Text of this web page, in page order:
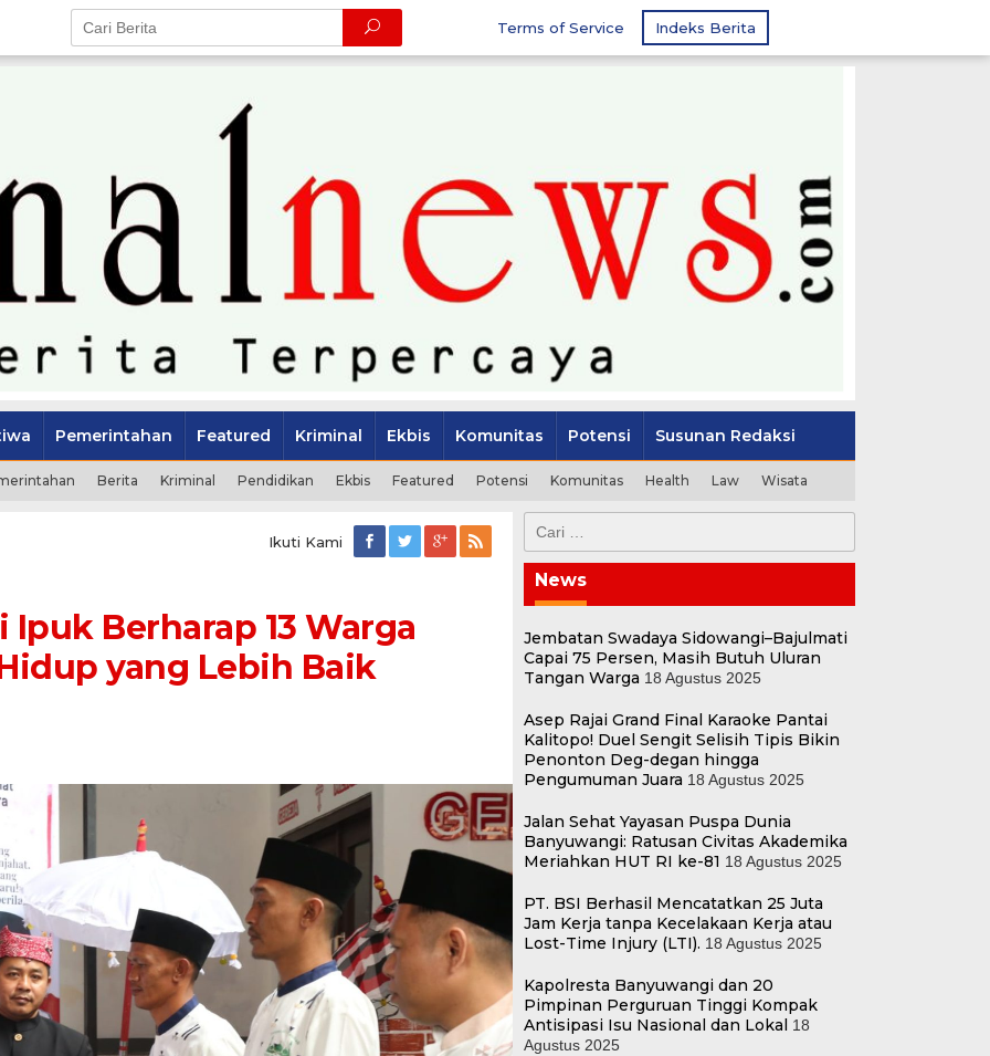
Terms of Service Indeks Berita
Pemerintahan Featured Kriminal Ekbis Komunitas Potensi Susunan Redaksi
Berita Kriminal Pendidikan Ekbis Featured Potensi Komunitas Health Law Wisata
Ikuti Kami
Berharap 13 Warga
yang Lebih Baik
untuk:
News
Jembatan Swadaya Sidowangi–Bajulmati
Capai 75 Persen, Masih Butuh Uluran
Tangan Warga 18 Agustus 2025
Asep Rajai Grand Final Karaoke Pantai
Kalitopo! Duel Sengit Selisih Tipis Bikin
Penonton Deg-degan hingga
Pengumuman Juara 18 Agustus 2025
Jalan Sehat Yayasan Puspa Dunia
Banyuwangi: Ratusan Civitas Akademika
Meriahkan HUT RI ke-81 18 Agustus 2025
PT. BSI Berhasil Mencatatkan 25 Juta
Jam Kerja tanpa Kecelakaan Kerja atau
Lost-Time Injury (LTI). 18 Agustus 2025
Kapolresta Banyuwangi dan 20
Pimpinan Perguruan Tinggi Kompak
Antisipasi Isu Nasional dan Lokal 18
Agustus 2025